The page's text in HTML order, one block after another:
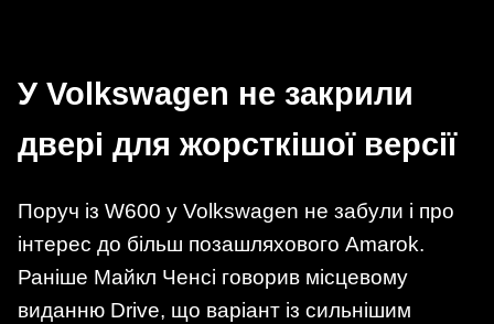
У Volkswagen не закрили
двері для жорсткішої версії
Поруч із W600 у Volkswagen не забули і про
інтерес до більш позашляхового Amarok.
Раніше Майкл Ченсі говорив місцевому
виданню Drive, що варіант із сильнішим